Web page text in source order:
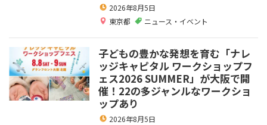
2026年8月5日
東京都
ニュース・イベント
子どもの豊かな発想を育む「ナレ
ッジキャピタル ワークショップフ
ェス2026 SUMMER」が大阪で開
催！22の多ジャンルなワークショ
ップあり
2026年8月5日